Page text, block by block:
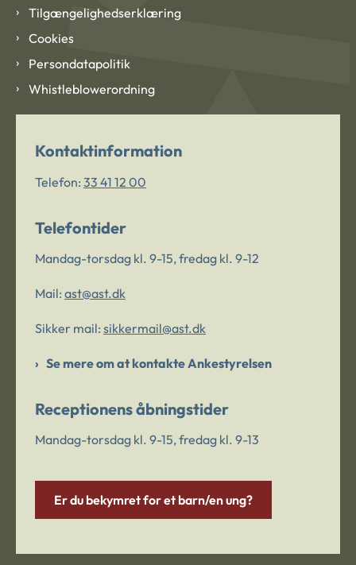
Tilgængelighedserklæring
Cookies
Persondatapolitik
Whistleblowerordning
Kontaktinformation
Telefon: 33 41 12 00
Telefontider
Mandag-torsdag kl. 9-15, fredag kl. 9-12
Mail: ast@ast.dk
Sikker mail: sikkermail@ast.dk
Se mere om at kontakte Ankestyrelsen
Receptionens åbningstider
Mandag-torsdag kl. 9-15, fredag kl. 9-13
Er du bekymret for et barn/en ung?